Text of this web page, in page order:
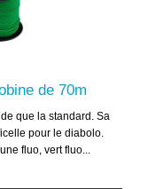
de 70m
que la standard. Sa
pour le diabolo.
fluo, vert fluo...